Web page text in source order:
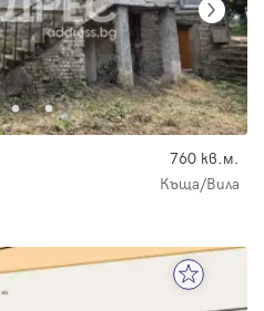
760 кв.м.
Къща/Вила